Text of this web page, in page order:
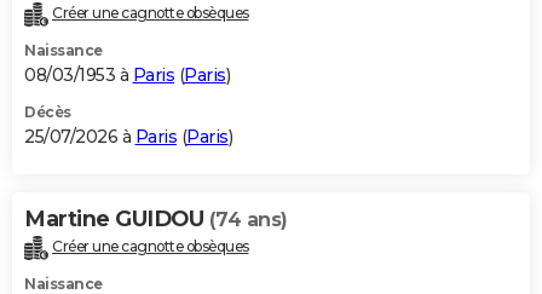
Destinations
City break
Voyage nature
Voyage de noces
Forum
Climat
+PHOTO
GUIDES D'ACHAT
BONS PLANS
Carte de Noël
Carte Bonne année
Carte Saint-Valentin
Carte Pâques
Carte d'anniversaire
DICTIONNAIRE
Dictionnaire
Biographies
Citations
Expressions
Proverbes
PROGRAMME TV
Créer une cagnotte obsèques
Naissance
08/03/1953 à Paris (Paris)
Décès
25/07/2026 à Paris (Paris)
Martine GUIDOU (74 ans)
Créer une cagnotte obsèques
Naissance